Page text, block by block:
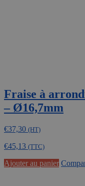
Fraise à
– Ø16,7mm
€37,30 (HT)
€45,13 (TTC)
Ajouter au panier